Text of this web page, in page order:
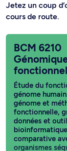
Jetez un coup
cours de route.
BCM 6210
Étude du
génome
génome et
fonctionnelle,
données et
comparative
organismes